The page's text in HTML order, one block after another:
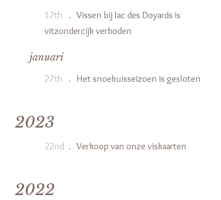
17th . Vissen bij lac des Doyards is
vitzondercijk verboden
januari
27th . Het snoekuisseizoen is gesloten
2023
22nd . Verkoop van onze viskaarten
2022